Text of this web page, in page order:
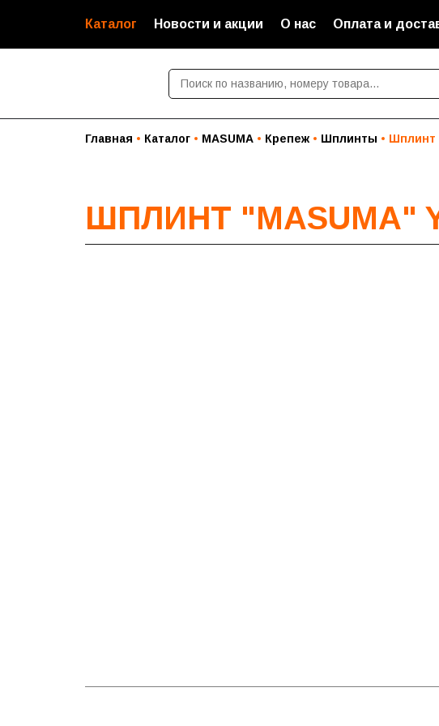
Каталог Новости и акции О нас Оплата и
Главная Каталог MASUMA Крепеж Шплинты Шплинт
ШПЛИНТ "MASUMA"